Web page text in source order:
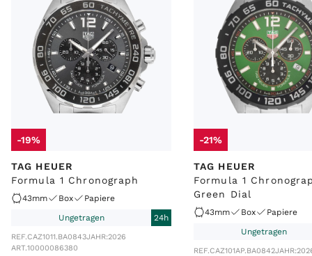
-19%
TAG HEUER
Formula 1 Chronograph
43mm Box
Papiere
Ungetragen
24h
REF.CAZ1011.BA0843JAHR:2026
ART.10000086380
-21%
TAG HEUER
Formula 1
Green Dial
43mm Box
Papiere
Ungetragen
REF.CAZ101AP.BA0842JAHR: